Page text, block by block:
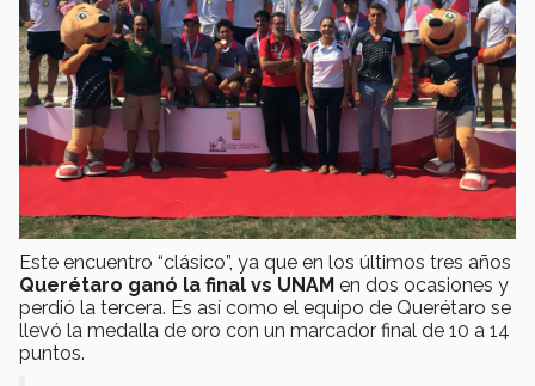
Este encuentro “clásico”, ya que en los últimos tres años
Querétaro ganó la final vs UNAM en dos ocasiones y
perdió la tercera. Es así como el equipo de Querétaro se
llevó la medalla de oro con un marcador final de 10 a 14
puntos.